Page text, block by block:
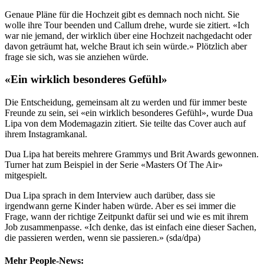
Genaue Pläne für die Hochzeit gibt es demnach noch nicht. Sie
wolle ihre Tour beenden und Callum drehe, wurde sie zitiert. «Ich
war nie jemand, der wirklich über eine Hochzeit nachgedacht oder
davon geträumt hat, welche Braut ich sein würde.» Plötzlich aber
frage sie sich, was sie anziehen würde.
«Ein wirklich besonderes Gefühl»
Die Entscheidung, gemeinsam alt zu werden und für immer beste
Freunde zu sein, sei «ein wirklich besonderes Gefühl», wurde Dua
Lipa von dem Modemagazin zitiert. Sie teilte das Cover auch auf
ihrem Instagramkanal.
Dua Lipa hat bereits mehrere Grammys und Brit Awards gewonnen.
Turner hat zum Beispiel in der Serie «Masters Of The Air»
mitgespielt.
Dua Lipa sprach in dem Interview auch darüber, dass sie
irgendwann gerne Kinder haben würde. Aber es sei immer die
Frage, wann der richtige Zeitpunkt dafür sei und wie es mit ihrem
Job zusammenpasse. «Ich denke, das ist einfach eine dieser Sachen,
die passieren werden, wenn sie passieren.» (sda/dpa)
Mehr People-News: